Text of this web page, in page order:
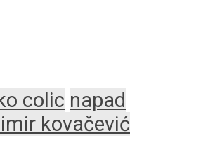
colic napad
kovačević